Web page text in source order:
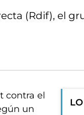
(Rdif), el
contra el
un